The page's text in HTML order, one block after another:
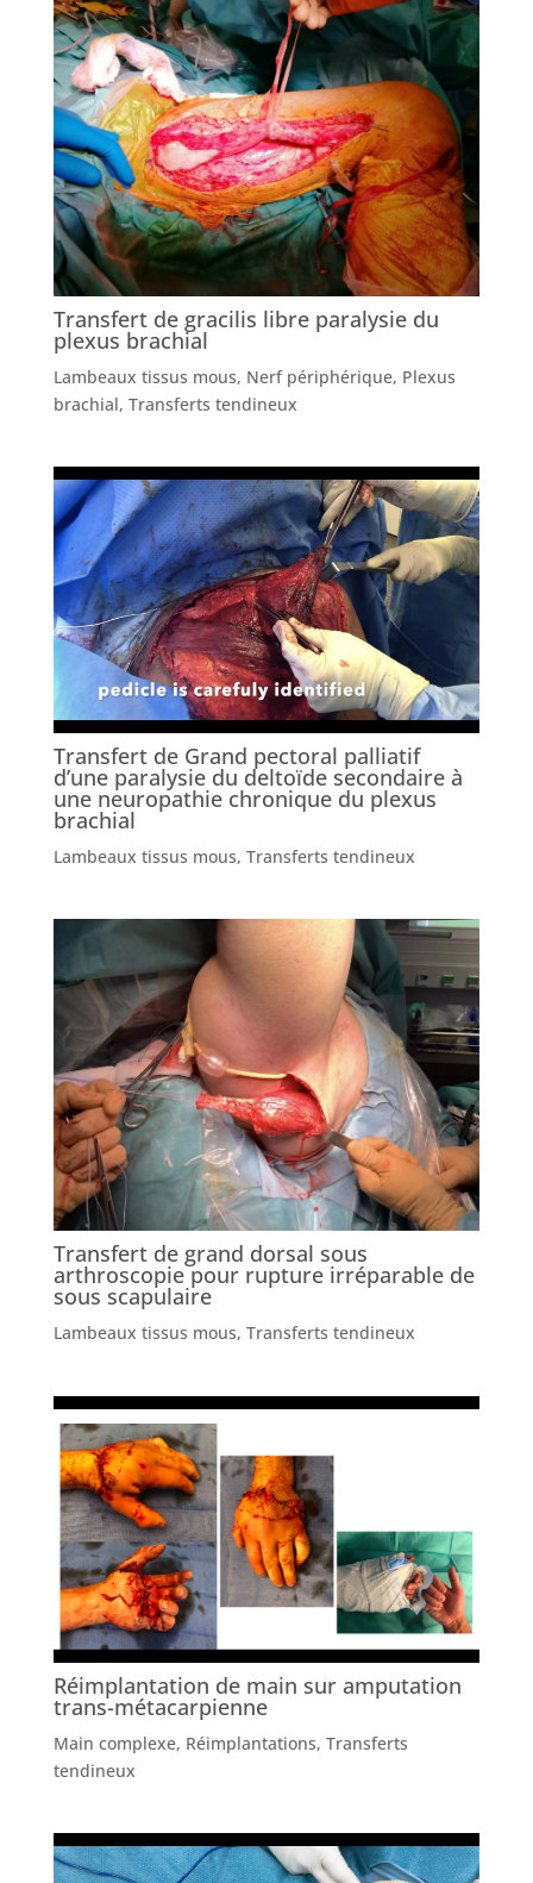
Transfert de gracilis libre paralysie du
plexus brachial
Lambeaux tissus mous, Nerf périphérique, Plexus
brachial, Transferts tendineux
Transfert de Grand pectoral palliatif
d’une paralysie du deltoïde secondaire à
une neuropathie chronique du plexus
brachial
Lambeaux tissus mous, Transferts tendineux
Transfert de grand dorsal sous
arthroscopie pour rupture irréparable de
sous scapulaire
Lambeaux tissus mous, Transferts tendineux
Réimplantation de main sur amputation
trans-métacarpienne
Main complexe, Réimplantations, Transferts
tendineux